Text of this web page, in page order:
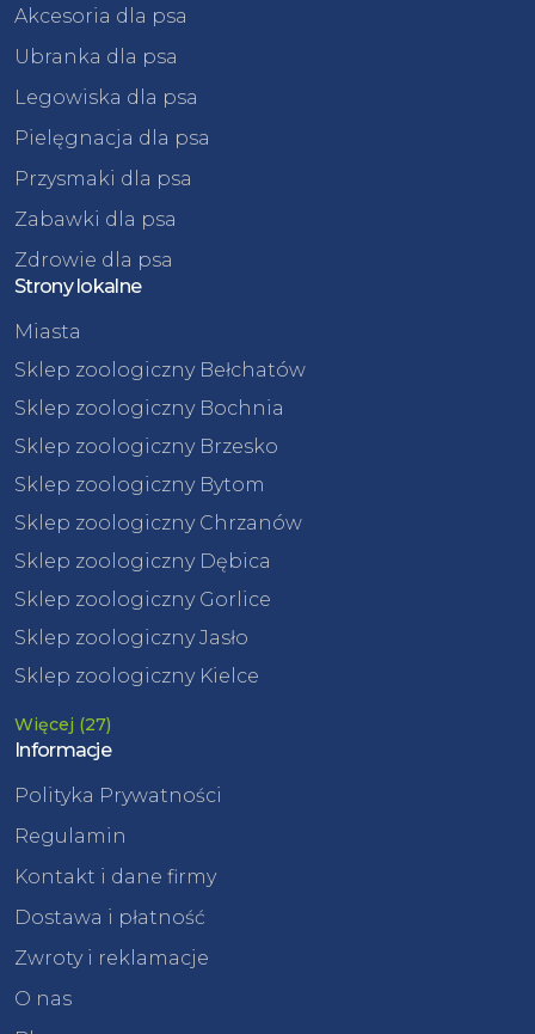
Akcesoria dla psa
Ubranka dla psa
Legowiska dla psa
Pielęgnacja dla psa
Przysmaki dla psa
Zabawki dla psa
Zdrowie dla psa
Strony lokalne
Miasta
Sklep zoologiczny Bełchatów
Sklep zoologiczny Bochnia
Sklep zoologiczny Brzesko
Sklep zoologiczny Bytom
Sklep zoologiczny Chrzanów
Sklep zoologiczny Dębica
Sklep zoologiczny Gorlice
Sklep zoologiczny Jasło
Sklep zoologiczny Kielce
Więcej (27)
Informacje
Polityka Prywatności
Regulamin
Kontakt i dane firmy
Dostawa i płatność
Zwroty i reklamacje
O nas